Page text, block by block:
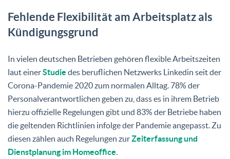
Fehlende Flexibilität am Arbeitsplatz als
Kündigungsgrund
In vielen deutschen Betrieben gehören flexible Arbeitszeiten
laut einerStudie des beruflichen Netzwerks Linkedin seit der
Corona-Pandemie 2020 zum normalen Alltag. 78% der
Personalverantwortlichen geben zu, dass es in ihrem Betrieb
hierzu offizielle Regelungen gibt und 83% der Betriebe haben
die geltenden Richtlinien infolge der Pandemie angepasst. Zu
diesen zählen auch Regelungen zurZeiterfassung und
Dienstplanung im Homeoffice.